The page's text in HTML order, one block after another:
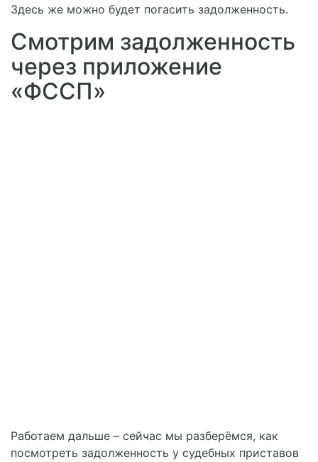
Здесь же можно будет погасить задолженность.
Смотрим задолженность
через приложение
«ФССП»
Работаем дальше – сейчас мы разберёмся, как
посмотреть задолженность у судебных приставов